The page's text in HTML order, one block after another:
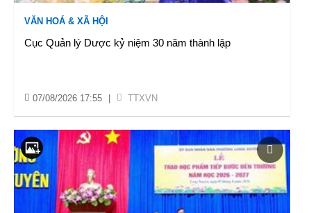
VĂN HOÁ & XÃ HỘI
Cục Quản lý Dược kỷ niệm 30 năm thành lập
07/08/2026 17:55 TTXVN